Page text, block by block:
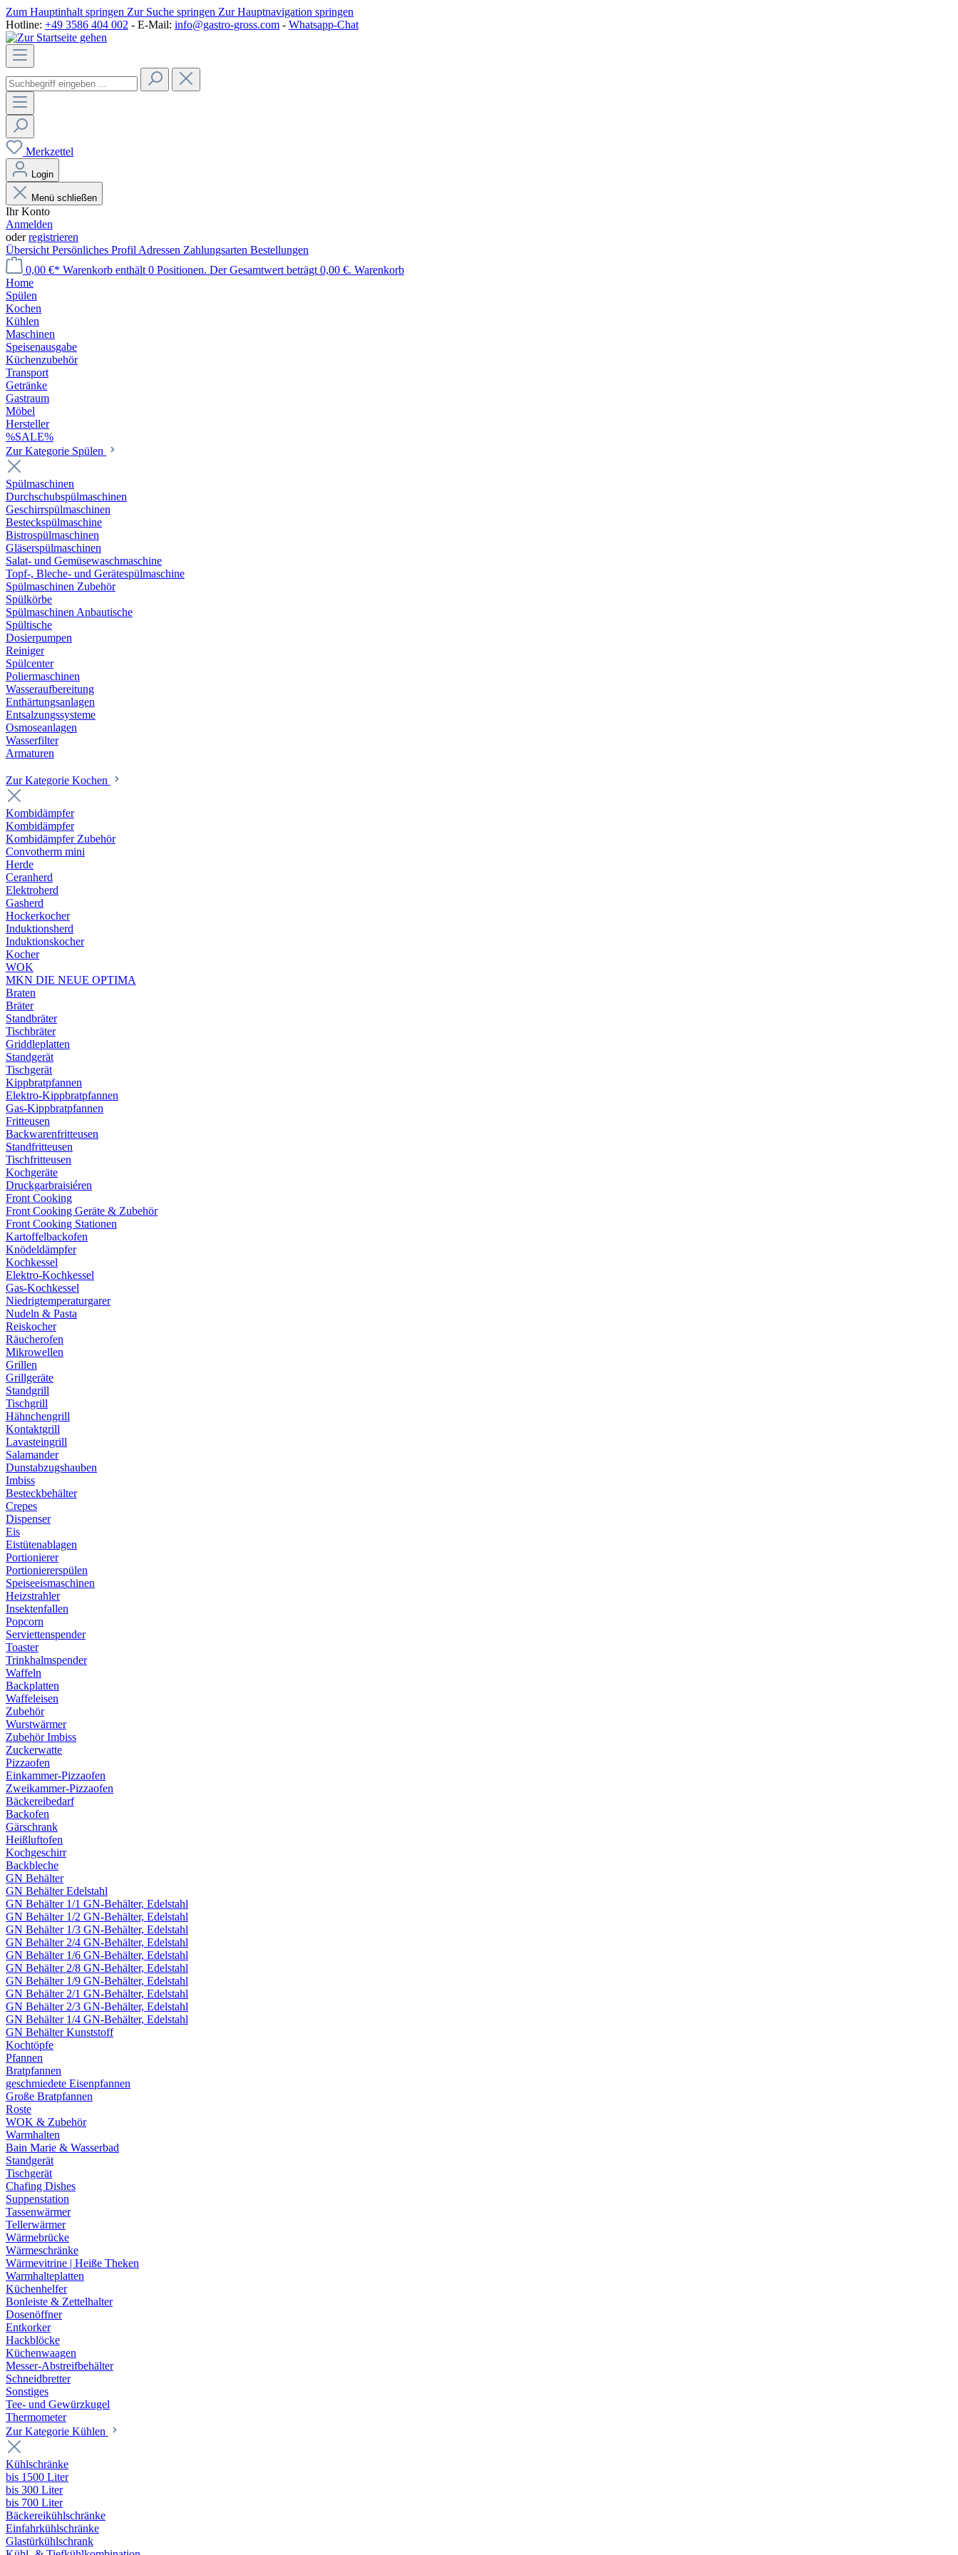
Zum Hauptinhalt springen Zur Suche springen Zur Hauptnavigation springen
Hotline: +49 3586 404 002 - E-Mail: info@gastro-gross.com - Whatsapp-Chat
Merkzettel
Login
Menü schließen
Ihr Konto
Anmelden
oderregistrieren
Übersicht Persönliches Profil Adressen Zahlungsarten Bestellungen
0,00 €* Warenkorb enthält 0 Positionen. Der Gesamtwert beträgt 0,00 €. Warenkorb
Home
Spülen
Kochen
Kühlen
Maschinen
Speisenausgabe
Küchenzubehör
Transport
Getränke
Gastraum
Möbel
Hersteller
%SALE%
Zur Kategorie Spülen
Spülmaschinen
Durchschubspülmaschinen
Geschirrspülmaschinen
Besteckspülmaschine
Bistrospülmaschinen
Gläserspülmaschinen
Salat- und Gemüsewaschmaschine
Topf-, Bleche- und Gerätespülmaschine
Spülmaschinen Zubehör
Spülkörbe
Spülmaschinen Anbautische
Spültische
Dosierpumpen
Reiniger
Spülcenter
Poliermaschinen
Wasseraufbereitung
Enthärtungsanlagen
Entsalzungssysteme
Osmoseanlagen
Wasserfilter
Armaturen
Zur Kategorie Kochen
Kombidämpfer
Kombidämpfer
Kombidämpfer Zubehör
Convotherm mini
Herde
Ceranherd
Elektroherd
Gasherd
Hockerkocher
Induktionsherd
Induktionskocher
Kocher
WOK
MKN DIE NEUE OPTIMA
Braten
Bräter
Standbräter
Tischbräter
Griddleplatten
Standgerät
Tischgerät
Kippbratpfannen
Elektro-Kippbratpfannen
Gas-Kippbratpfannen
Fritteusen
Backwarenfritteusen
Standfritteusen
Tischfritteusen
Kochgeräte
Druckgarbraisiéren
Front Cooking
Front Cooking Geräte & Zubehör
Front Cooking Stationen
Kartoffelbackofen
Knödeldämpfer
Kochkessel
Elektro-Kochkessel
Gas-Kochkessel
Niedrigtemperaturgarer
Nudeln & Pasta
Reiskocher
Räucherofen
Mikrowellen
Grillen
Grillgeräte
Standgrill
Tischgrill
Hähnchengrill
Kontaktgrill
Lavasteingrill
Salamander
Dunstabzugshauben
Imbiss
Besteckbehälter
Crepes
Dispenser
Eis
Eistütenablagen
Portionierer
Portioniererspülen
Speiseeismaschinen
Heizstrahler
Insektenfallen
Popcorn
Serviettenspender
Toaster
Trinkhalmspender
Waffeln
Backplatten
Waffeleisen
Zubehör
Wurstwärmer
Zubehör Imbiss
Zuckerwatte
Pizzaofen
Einkammer-Pizzaofen
Zweikammer-Pizzaofen
Bäckereibedarf
Backofen
Gärschrank
Heißluftofen
Kochgeschirr
Backbleche
GN Behälter
GN Behälter Edelstahl
GN Behälter 1/1 GN-Behälter, Edelstahl
GN Behälter 1/2 GN-Behälter, Edelstahl
GN Behälter 1/3 GN-Behälter, Edelstahl
GN Behälter 2/4 GN-Behälter, Edelstahl
GN Behälter 1/6 GN-Behälter, Edelstahl
GN Behälter 2/8 GN-Behälter, Edelstahl
GN Behälter 1/9 GN-Behälter, Edelstahl
GN Behälter 2/1 GN-Behälter, Edelstahl
GN Behälter 2/3 GN-Behälter, Edelstahl
GN Behälter 1/4 GN-Behälter, Edelstahl
GN Behälter Kunststoff
Kochtöpfe
Pfannen
Bratpfannen
geschmiedete Eisenpfannen
Große Bratpfannen
Roste
WOK & Zubehör
Warmhalten
Bain Marie & Wasserbad
Standgerät
Tischgerät
Chafing Dishes
Suppenstation
Tassenwärmer
Tellerwärmer
Wärmebrücke
Wärmeschränke
Wärmevitrine | Heiße Theken
Warmhalteplatten
Küchenhelfer
Bonleiste & Zettelhalter
Dosenöffner
Entkorker
Hackblöcke
Küchenwaagen
Messer-Abstreifbehälter
Schneidbretter
Sonstiges
Tee- und Gewürzkugel
Thermometer
Zur Kategorie Kühlen
Kühlschränke
bis 1500 Liter
bis 300 Liter
bis 700 Liter
Bäckereikühlschränke
Einfahrkühlschränke
Glastürkühlschrank